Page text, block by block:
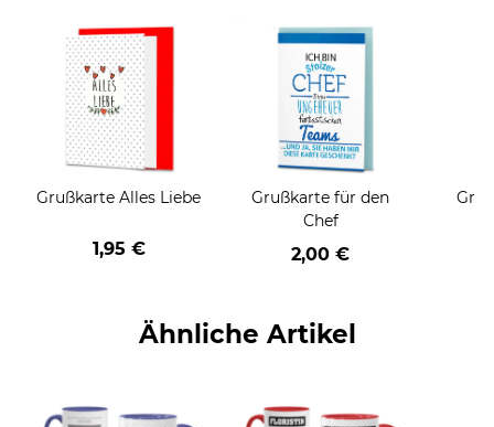
Grußkarte Alles Liebe
1,95 €
Grußkarte für den
Chef
2,00 €
Ähnliche Artikel